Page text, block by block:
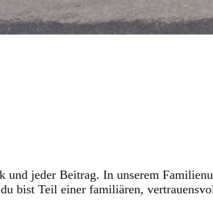
und jeder Beitrag. In unserem
bist Teil einer familiären,